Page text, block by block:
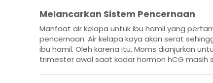
Melancarkan Sistem Pencernaan
Manfaat air kelapa untuk ibu hamil yang
pencernaan. Air kelapa kaya akan serat
ibu hamil. Oleh karena itu, Moms dianjurkan
trimester awal saat kadar hormon hCG masih